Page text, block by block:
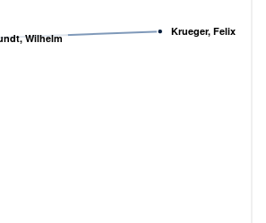
Wilhelm
Krueger, Felix